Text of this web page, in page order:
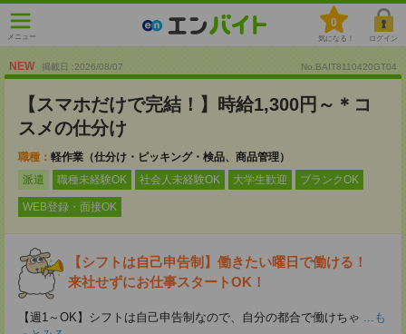
メニュー
0
気になる！ ログイン
NEW 掲載日 :2026/08/07 No.BAIT8110420GT04
【スマホだけで完結！】時給1,300円～＊コ
スメの仕分け
職種： 軽作業（仕分け・ピッキング・検品、商品管理）
派遣
職種未経験OK 社会人未経験OK 大学生歓迎 ブランクOK
WEB登録・面接OK
【シフトは自己申告制】働きたい曜日で働ける！
来社せずにお仕事スタートOK！
【週1～OK】シフトは自己申告制なので、自分の都合で働けちゃ ...も